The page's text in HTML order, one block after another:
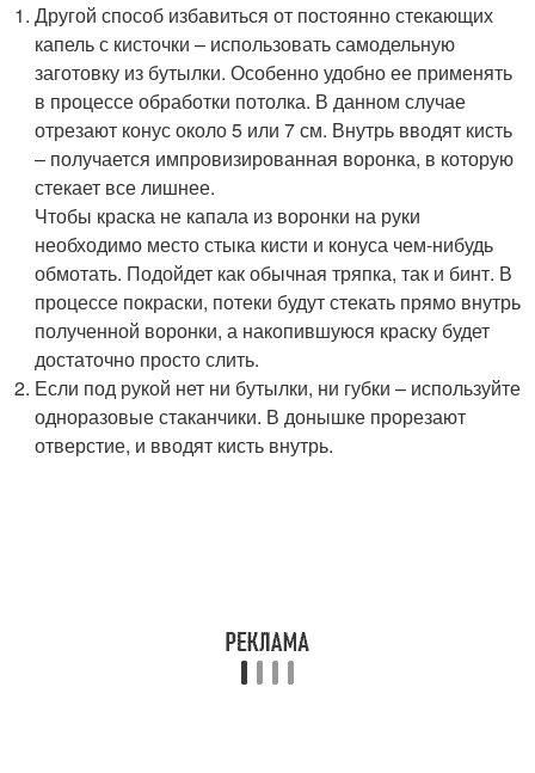
Другой способ избавиться от постоянно стекающих
капель с кисточки – использовать самодельную
заготовку из бутылки. Особенно удобно ее применять
в процессе обработки потолка. В данном случае
отрезают конус около 5 или 7 см. Внутрь вводят кисть
– получается импровизированная воронка, в которую
стекает все лишнее.
Чтобы краска не капала из воронки на руки
необходимо место стыка кисти и конуса чем-нибудь
обмотать. Подойдет как обычная тряпка, так и бинт. В
процессе покраски, потеки будут стекать прямо внутрь
полученной воронки, а накопившуюся краску будет
достаточно просто слить.
Если под рукой нет ни бутылки, ни губки – используйте
одноразовые стаканчики. В донышке прорезают
отверстие, и вводят кисть внутрь.